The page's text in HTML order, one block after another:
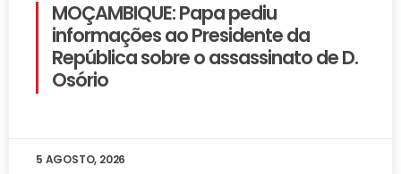
MOÇAMBIQUE: Papa pediu
informações ao Presidente da
República sobre o assassinato de D.
Osório
5 AGOSTO, 2026